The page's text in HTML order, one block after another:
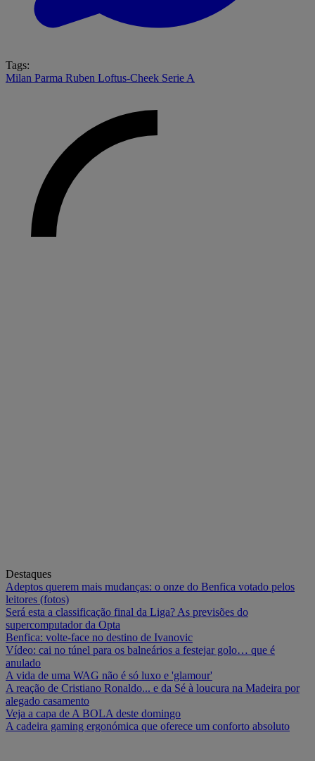
Tags:
Milan Parma Ruben Loftus-Cheek Serie A
Destaques
Adeptos querem mais mudanças: o onze do Benfica votado pelos
leitores (fotos)
Será esta a classificação final da Liga? As previsões do
supercomputador da Opta
Benfica: volte-face no destino de Ivanovic
Vídeo: cai no túnel para os balneários a festejar golo… que é
anulado
A vida de uma WAG não é só luxo e 'glamour'
A reação de Cristiano Ronaldo... e da Sé à loucura na Madeira por
alegado casamento
Veja a capa de A BOLA deste domingo
A cadeira gaming ergonómica que oferece um conforto absoluto